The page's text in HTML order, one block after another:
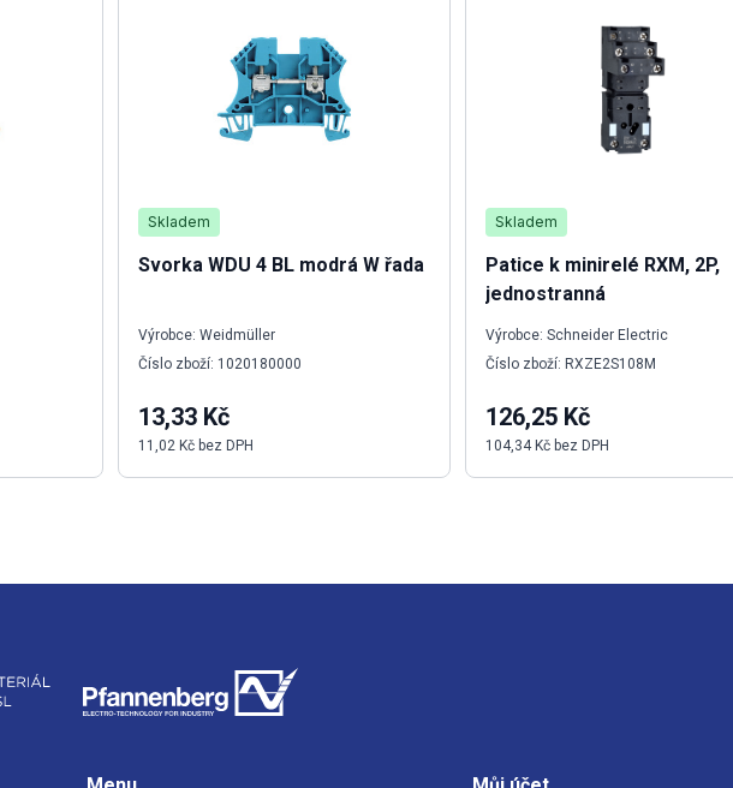
Skladem
Svorka WDU 4 BL modrá W řada
Výrobce: Weidmüller
Číslo zboží: 1020180000
13,33 Kč
11,02 Kč bez DPH
Skladem
Patice k minirelé RXM, 2P,
jednostranná
Výrobce: Schneider Electric
Číslo zboží: RXZE2S108M
126,25 Kč
104,34 Kč bez DPH